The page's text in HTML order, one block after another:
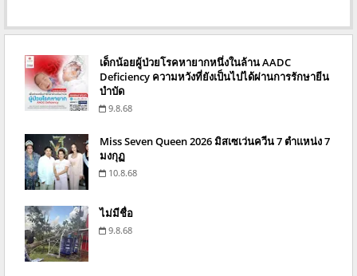
เด็กน้อยผู้ป่วยโรคหายากหนึ่งในล้าน AADC
Deficiency ความหวังที่ยังเป็นไปได้ผ่านการรักษายีน
บำบัด
9.8.68
Miss Seven Queen 2026 มิสเซเว่นควีน 7 ตำแหน่ง 7
มงกุฏ
10.8.68
ไม่มีชื่อ
9.8.68